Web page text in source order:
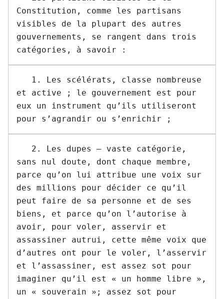
Constitution, comme les partisans
visibles de la plupart des autres
gouvernements, se rangent dans trois
et active ; le gouvernement est pour
eux un instrument qu’ils utiliseront
sans nul doute, dont chaque membre,
parce qu’on lui attribue une voix sur
des millions pour décider ce qu’il
peut faire de sa personne et de ses
biens, et parce qu’on l’autorise à
avoir, pour voler, asservir et
assassiner autrui, cette même voix que
d’autres ont pour le voler, l’asservir
et l’assassiner, est assez sot pour
imaginer qu’il est « un homme libre »,
un « souverain »; assez sot pour